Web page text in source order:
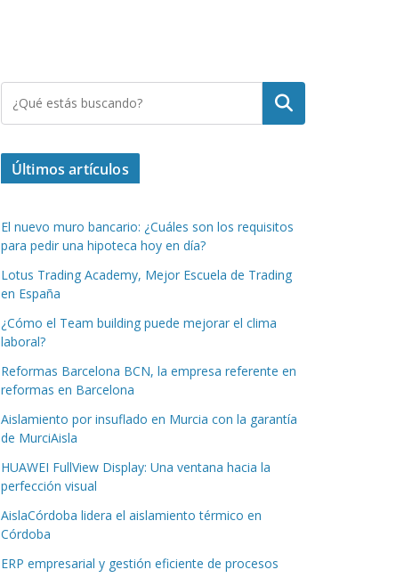
Buscar
Últimos artículos
El nuevo muro bancario: ¿Cuáles son los requisitos
para pedir una hipoteca hoy en día?
Lotus Trading Academy, Mejor Escuela de Trading
en España
¿Cómo el Team building puede mejorar el clima
laboral?
Reformas Barcelona BCN, la empresa referente en
reformas en Barcelona
Aislamiento por insuflado en Murcia con la garantía
de MurciAisla
HUAWEI FullView Display: Una ventana hacia la
perfección visual
AislaCórdoba lidera el aislamiento térmico en
Córdoba
ERP empresarial y gestión eficiente de procesos